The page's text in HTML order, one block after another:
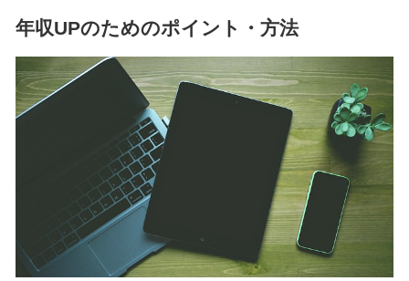
年収UPのためのポイント・方法